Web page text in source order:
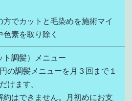
でカットと毛染めを施術マイ
素を取り除く
ト調髪）メニュー
の調髪メニューを月３回まで１
けます。
約はできません。月初めにお支